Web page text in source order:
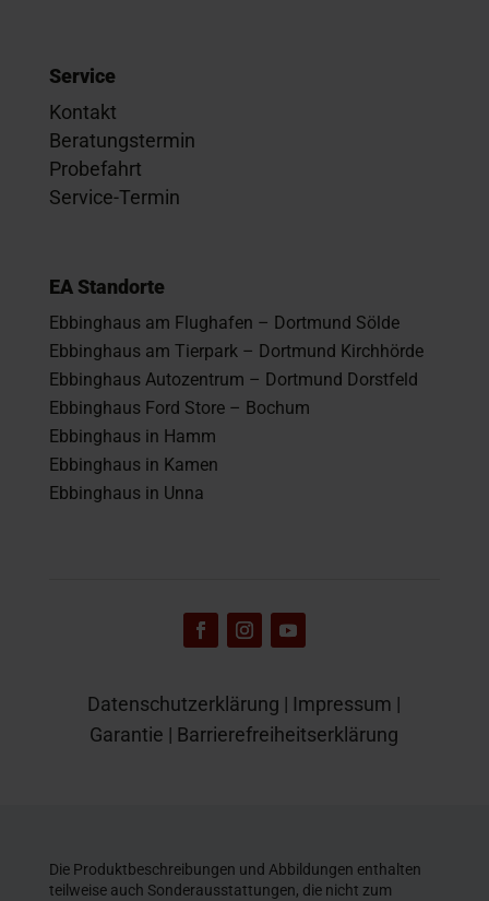
Service
Kontakt
Beratungstermin
Probefahrt
Service-Termin
EA Standorte
Ebbinghaus am Flughafen – Dortmund Sölde
Ebbinghaus am Tierpark – Dortmund Kirchhörde
Ebbinghaus Autozentrum – Dortmund Dorstfeld
Ebbinghaus Ford Store – Bochum
Ebbinghaus in Hamm
Ebbinghaus in Kamen
Ebbinghaus in Unna
Datenschutzerklärung | Impressum |
Garantie | Barrierefreiheitserklärung
Die Produktbeschreibungen und Abbildungen enthalten
teilweise auch Sonderausstattungen, die nicht zum